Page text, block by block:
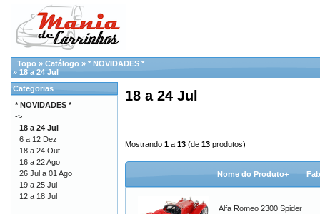
Topo » Catálogo » * NOVIDADES *
» 18 a 24 Jul
18 a 24 Jul
Mostrando 1 a 13 (de 13 produtos)
Nome do Produto+
Alfa Romeo 2300 Spider
Categorias
* NOVIDADES *
->
18 a 24 Jul
6 a 12 Dez
18 a 24 Out
16 a 22 Ago
26 Jul a 01 Ago
19 a 25 Jul
12 a 18 Jul